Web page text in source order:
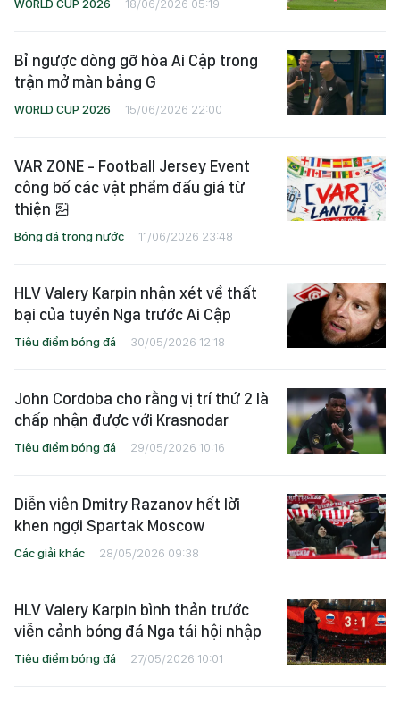
WORLD CUP 2026 18/06/2026 05:19
Bỉ ngược dòng gỡ hòa Ai Cập trong
trận mở màn bảng G
WORLD CUP 2026 15/06/2026 22:00
VAR ZONE - Football Jersey Event
công bố các vật phẩm đấu giá từ
thiện
Bóng đá trong nước 11/06/2026 23:48
HLV Valery Karpin nhận xét về thất
bại của tuyển Nga trước Ai Cập
Tiêu điểm bóng đá 30/05/2026 12:18
John Cordoba cho rằng vị trí thứ 2 là
chấp nhận được với Krasnodar
Tiêu điểm bóng đá 29/05/2026 10:16
Diễn viên Dmitry Razanov hết lời
khen ngợi Spartak Moscow
Các giải khác 28/05/2026 09:38
HLV Valery Karpin bình thản trước
viễn cảnh bóng đá Nga tái hội nhập
Tiêu điểm bóng đá 27/05/2026 10:01